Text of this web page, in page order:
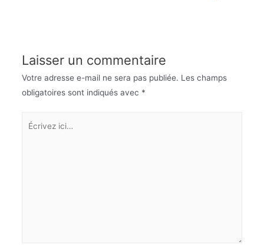
Laisser un commentaire
Votre adresse e-mail ne sera pas publiée. Les champs
obligatoires sont indiqués avec *